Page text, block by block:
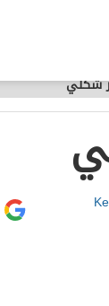
شكلي